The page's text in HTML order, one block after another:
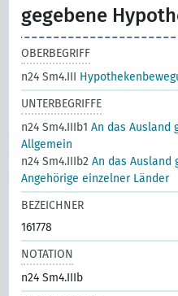
gegebene
OBERBEGRIFF
n24 Sm4.III
UNTERBEGRIFFE
n24 Sm4.IIIb1An das Ausland
Allgemein
n24 Sm4.IIIb2An das Ausland
Angehörige einzelner Länder
BEZEICHNER
161778
NOTATION
n24 Sm4.IIIb